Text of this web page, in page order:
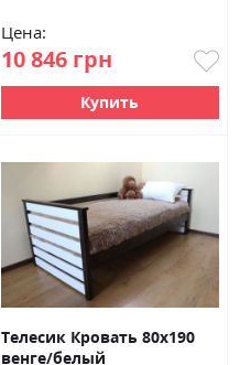
Цена:
10 846 грн
Купить
Телесик Кровать 80х190
венге/белый